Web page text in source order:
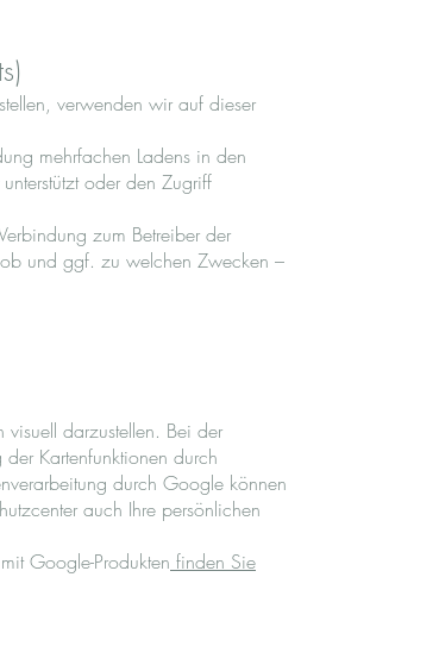
verwenden wir auf dieser
mehrfachen Ladens in den
oder den Zugriff
zum Betreiber der
und ggf. zu welchen Zwecken –
darzustellen. Bei der
Kartenfunktionen durch
durch Google können
auch Ihre persönlichen
Google-Produkten finden Sie